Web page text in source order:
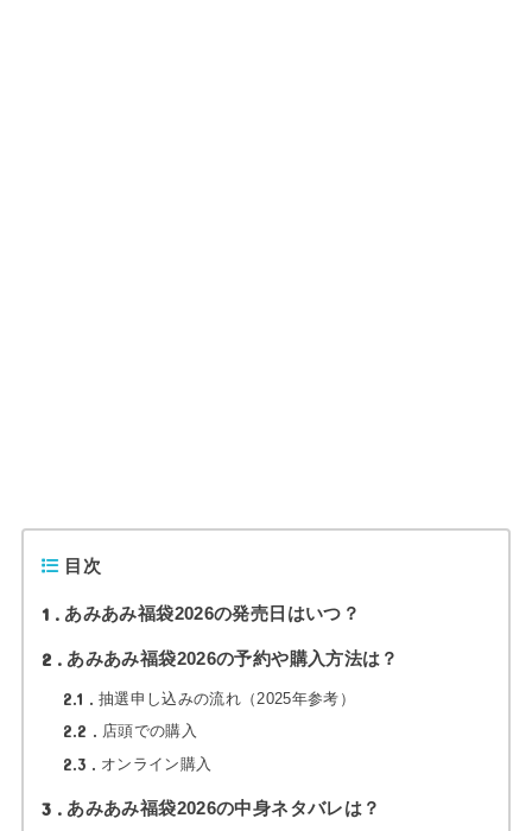
目次
1 あみあみ福袋2026の発売日はいつ？
2 あみあみ福袋2026の予約や購入方法は？
2.1 抽選申し込みの流れ（2025年参考）
2.2 店頭での購入
2.3 オンライン購入
3 あみあみ福袋2026の中身ネタバレは？